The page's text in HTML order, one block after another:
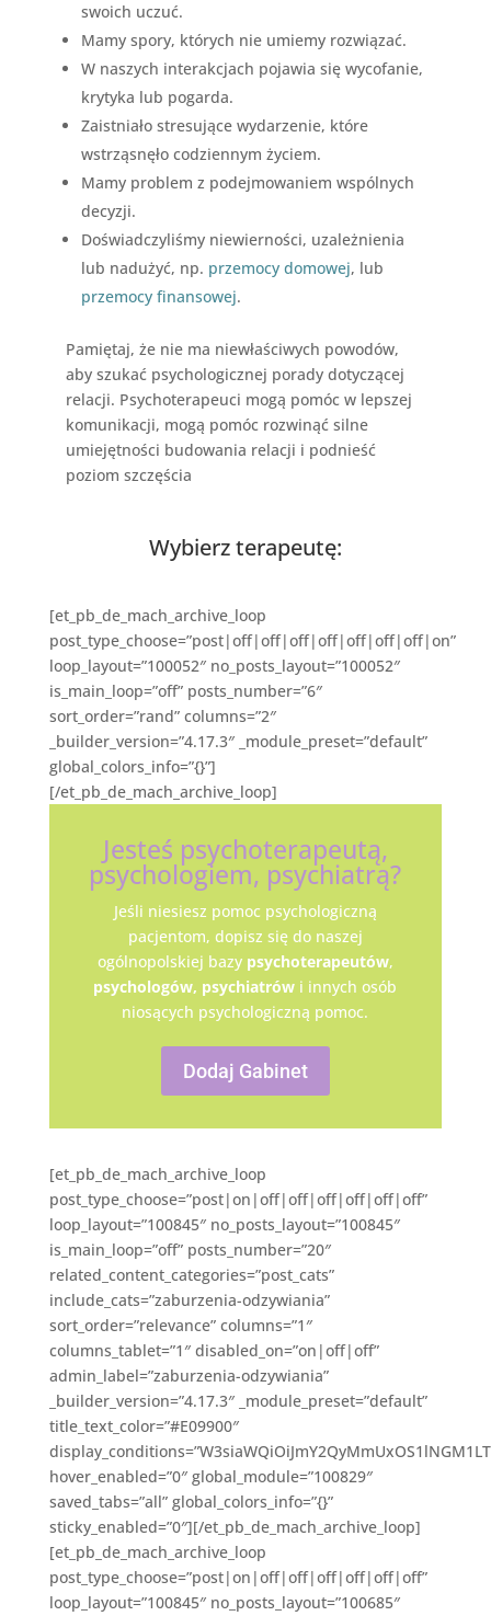
swoich uczuć.
Mamy spory, których nie umiemy rozwiązać.
W naszych interakcjach pojawia się wycofanie,
krytyka lub pogarda.
Zaistniało stresujące wydarzenie, które
wstrząsnęło codziennym życiem.
Mamy problem z podejmowaniem wspólnych
decyzji.
Doświadczyliśmy niewierności, uzależnienia
lub nadużyć, np. przemocy domowej, lub
przemocy finansowej.
Pamiętaj, że nie ma niewłaściwych powodów,
aby szukać psychologicznej porady dotyczącej
relacji. Psychoterapeuci mogą pomóc w lepszej
komunikacji, mogą pomóc rozwinąć silne
umiejętności budowania relacji i podnieść
poziom szczęścia
Wybierz terapeutę:
[et_pb_de_mach_archive_loop
post_type_choose=”post|off|off|off|off|off|off|off|on”
loop_layout=”100052″ no_posts_layout=”100052″
is_main_loop=”off” posts_number=”6″
sort_order=”rand” columns=”2″
_builder_version=”4.17.3″ _module_preset=”default”
global_colors_info=”{}”]
[/et_pb_de_mach_archive_loop]
Jesteś psychoterapeutą,
psychologiem, psychiatrą?
Jeśli niesiesz pomoc psychologiczną
pacjentom, dopisz się do naszej
ogólnopolskiej bazy psychoterapeutów,
psychologów, psychiatrów i innych osób
niosących psychologiczną pomoc.
Dodaj Gabinet
[et_pb_de_mach_archive_loop
post_type_choose=”post|on|off|off|off|off|off|off”
loop_layout=”100845″ no_posts_layout=”100845″
is_main_loop=”off” posts_number=”20″
related_content_categories=”post_cats”
include_cats=”zaburzenia-odzywiania”
sort_order=”relevance” columns=”1″
columns_tablet=”1″ disabled_on=”on|off|off”
admin_label=”zaburzenia-odzywiania”
_builder_version=”4.17.3″ _module_preset=”default”
title_text_color=”#E09900″
hover_enabled=”0″ global_module=”100829″
saved_tabs=”all” global_colors_info=”{}”
sticky_enabled=”0″][/et_pb_de_mach_archive_loop]
[et_pb_de_mach_archive_loop
post_type_choose=”post|on|off|off|off|off|off|off”
loop_layout=”100845″ no_posts_layout=”100685″